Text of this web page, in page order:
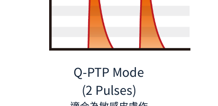
Q-PTP Mode
(2 Pulses)